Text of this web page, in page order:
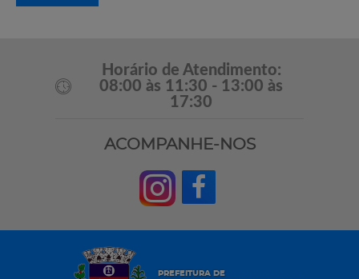
Horário de Atendimento:
08:00 às 11:30 - 13:00 às
17:30
ACOMPANHE-NOS
PREFEITURA DE